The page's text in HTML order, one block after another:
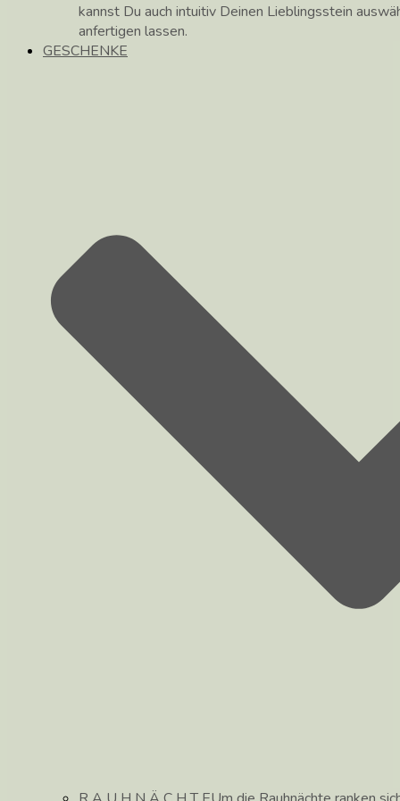
kannst Du auch intuitiv Deinen Lieblingsstein
anfertigen lassen.
GESCHENKE